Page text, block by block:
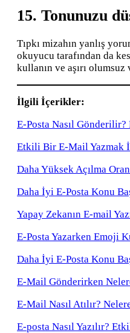
15. Tonunuzu
Tıpkı mizahın yanlış
okuyucu tarafından da
kullanın ve aşırı
İlgili İçerikler:
E-Posta Nasıl Gönderilir?
Etkili Bir E-Mail Yazmak
Daha Yüksek Açılma
Daha İyi E-Posta Konu
Yapay Zekanın E-mail
E-Posta Yazarken Emoji
Daha İyi E-Posta Konu
E-Mail Gönderirken
E-Mail Nasıl Atılır?
E-posta Nasıl Yazılır?